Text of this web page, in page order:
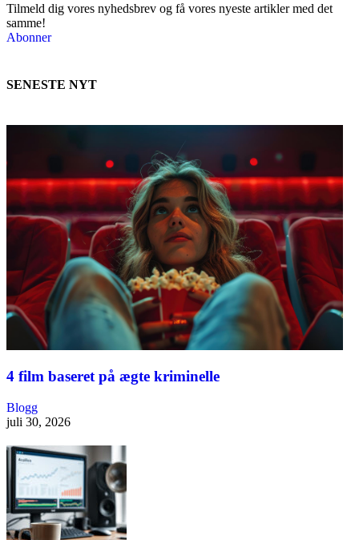
Tilmeld dig vores nyhedsbrev og få vores nyeste artikler med det
samme!
Abonner
SENESTE NYT
4 film baseret på ægte kriminelle
Blogg
juli 30, 2026